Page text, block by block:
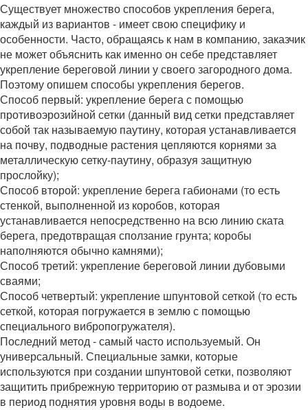
Существует множество способов укрепления берега,
каждый из вариантов - имеет свою специфику и
особенности. Часто, обращаясь к нам в компанию, заказчик
не может объяснить как именно он себе представляет
укрепление береговой линии у своего загородного дома.
Поэтому опишем способы укрепления берегов.
Способ первый: укрепление берега с помощью
противоэрозийной сетки (данный вид сетки представляет
собой так называемую паутину, которая устанавливается
на почву, подводные растения цепляются корнями за
металлическую сетку-паутину, образуя защитную
прослойку);
Способ второй: укрепление берега габионами (то есть
стенкой, выполненной из коробов, которая
устанавливается непосредственно на всю линию ската
берега, предотвращая сползание грунта; коробы
наполняются обычно камнями);
Способ третий: укрепление береговой линии дубовыми
сваями;
Способ четвертый: укрепление шпунтовой сеткой (то есть
сеткой, которая погружается в землю с помощью
специального вибропогружателя).
Последний метод - самый часто используемый. Он
универсальный. Специальные замки, которые
используются при создании шпунтовой сетки, позволяют
защитить прибрежную территорию от размыва и от эрозии
в период поднятия уровня воды в водоеме.